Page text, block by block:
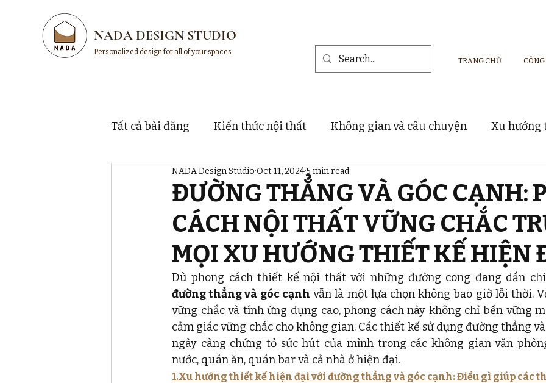
NADA DESIGN STUDIO
Personalized design for all of your spaces
TRANG CHỦ
Tất cả bài đăng Kiến thức nội thất Không gian và câu chuyện Xu hướng
Thị trường và thương hiệu Vật liệu và sản phẩm nội thất
ĐƯỜNG THẲNG VÀ GÓC CẠNH:
CÁCH NỘI THẤT VỮNG CHẮC
MỌI XU HƯỚNG THIẾT KẾ HIỆN
NADA Design Studio Oct 11, 20245 min read
đường thẳng và góc cạnh vẫn là một lựa chọn không bao giờ lỗi thời.
vững chắc và tính ứng dụng cao, phong cách này không chỉ bền vững
cảm giác vững chắc cho không gian. Các thiết kế sử dụng đường thẳng và
ngày càng chứng tỏ sức hút của mình trong các không gian văn
nước, quán ăn, quán bar và cả nhà ở hiện đại.
1.Xu hướng thiết kế hiện đại với đường thẳng và góc cạnh: Điều gì giúp các